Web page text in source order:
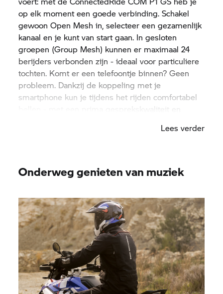
op elk moment een goede verbinding. Schakel
gewoon Open Mesh in, selecteer een gezamenlijk
kanaal en je kunt van start gaan. In gesloten
groepen (Group Mesh) kunnen er maximaal 24
berijders verbonden zijn - ideaal voor particuliere
tochten. Komt er een telefoontje binnen? Geen
probleem. Dankzij de koppeling met je
smartphone kun je tijdens het rijden comfortabel
bellen - met een prima gesprekskwaliteit en
Lees verder
Onderweg genieten van muziek